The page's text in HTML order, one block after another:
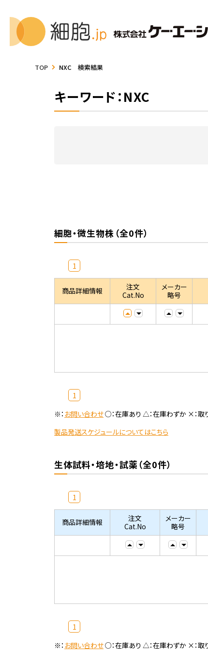
TOP NXC 検索結果
キーワード：NXC
細胞・微生物株（全0件）
1
商品詳細情報
注文
Cat.No
メーカー
略号
1
※： お問い合わせ○：在庫あり △：在庫わずか ×：取
製品発送スケジュールについてはこちら
生体試料・培地・試薬（全0件）
1
商品詳細情報
注文
Cat.No
メーカー
略号
1
※： お問い合わせ○：在庫あり △：在庫わずか ×：取